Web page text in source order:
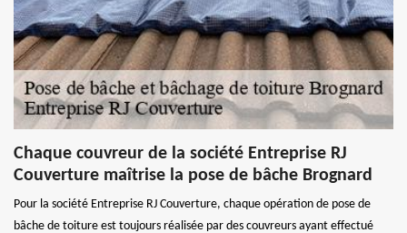
Chaque couvreur de la société Entreprise RJ
Couverture maîtrise la pose de bâche Brognard
Pour la société Entreprise RJ Couverture, chaque opération de pose de
bâche de toiture est toujours réalisée par des couvreurs ayant effectué